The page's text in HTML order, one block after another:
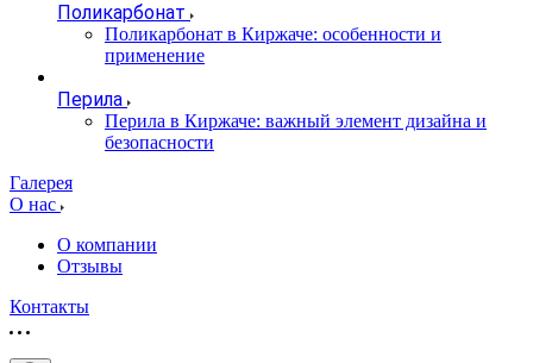
Поликарбонат
Поликарбонат в Киржаче: особенности и
применение
Перила
Перила в Киржаче: важный элемент дизайна и
безопасности
Галерея
О нас
О компании
Отзывы
Контакты